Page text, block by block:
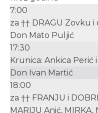
7:00
za †† DRAGU Zovku i
Don Mato Puljić
17:30
Krunica: Ankica Perić
Don Ivan Martić
18:00
za †† FRANJU i
MARIJU Anić, MIRKA,